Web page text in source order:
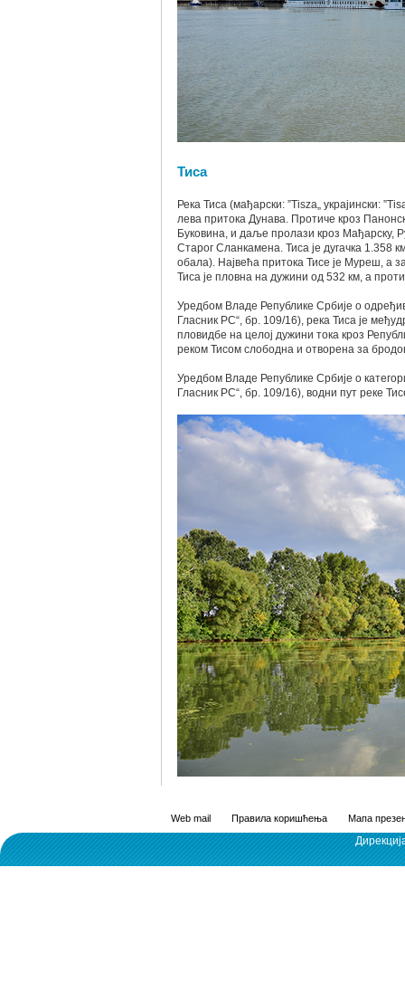
Тиса
Река Тиса (мађарски: ”Tisza„ украјински:
лева притока Дунава. Протиче кроз
Буковина, и даље пролази кроз Мађарску,
Старог Сланкамена. Тиса је дугачка 1.358
обала). Највећа притока Тисе је Муреш, а
Тиса је пловна на дужини од 532 км, а
Уредбом Владе Републике Србије о
Гласник РС“, бр. 109/16), река Тиса је
пловидбе на целој дужини тока кроз
реком Тисом слободна и отворена за
Уредбом Владе Републике Србије о
Гласник РС“, бр. 109/16), водни пут реке
Web mail Правила коришћења Мапа